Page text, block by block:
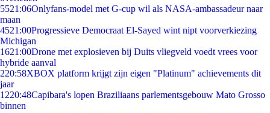
5521:06Onlyfans-model met G-cup wil als NASA-ambassadeur naar
maan
4521:00Progressieve Democraat El-Sayed wint nipt voorverkiezing
Michigan
1621:00Drone met explosieven bij Duits vliegveld voedt vrees voor
hybride aanval
220:58XBOX platform krijgt zijn eigen "Platinum" achievements dit
jaar
1220:48Capibara's lopen Braziliaans parlementsgebouw Mato Grosso
binnen